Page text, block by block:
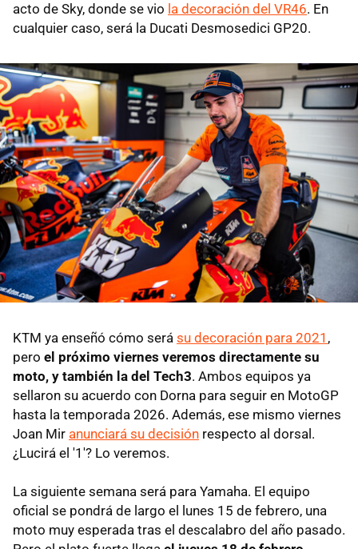
acto de Sky, donde se vio la decoración del VR46. En
cualquier caso, será la Ducati Desmosedici GP20.
KTM ya enseñó cómo será su decoración para 2021 ,
pero el próximo viernes veremos directamente su
moto, y también la del Tech3. Ambos equipos ya
sellaron su acuerdo con Dorna para seguir en MotoGP
hasta la temporada 2026. Además, ese mismo viernes
Joan Mir anunciará su decisión respecto al dorsal.
¿Lucirá el '1'? Lo veremos.
La siguiente semana será para Yamaha. El equipo
oficial se pondrá de largo el lunes 15 de febrero, una
moto muy esperada tras el descalabro del año pasado.